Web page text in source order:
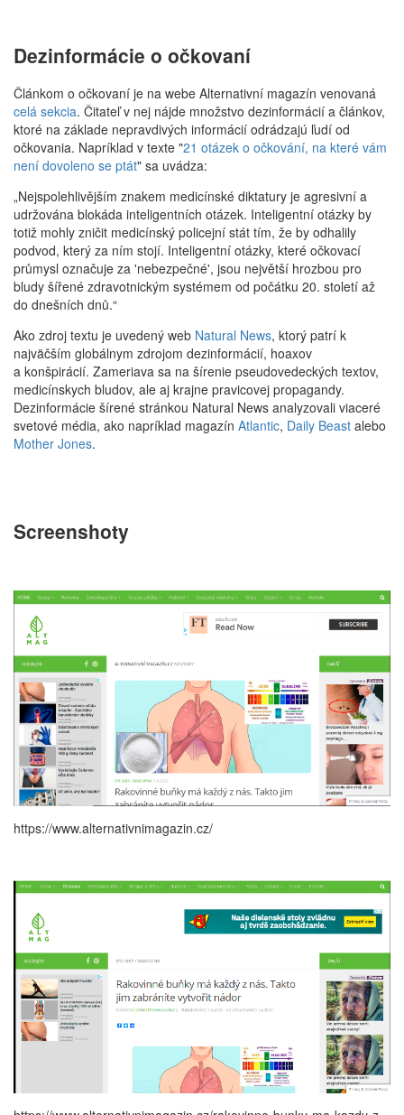
Dezinformácie o očkovaní
Článkom o očkovaní je na webe Alternativní magazín venovaná
celá sekcia. Čitateľ v nej nájde množstvo dezinformácií a článkov,
ktoré na základe nepravdivých informácií odrádzajú ľudí od
očkovania. Napríklad v texte "21 otázek o očkování, na které vám
není dovoleno se ptát" sa uvádza:
„Nejspolehlivějším znakem medicínské diktatury je agresivní a
udržována blokáda inteligentních otázek. Inteligentní otázky by
totiž mohly zničit medicínský policejní stát tím, že by odhalily
podvod, který za ním stojí. Inteligentní otázky, které očkovací
průmysl označuje za 'nebezpečné', jsou největší hrozbou pro
bludy šířené zdravotnickým systémem od počátku 20. století až
do dnešních dnů.“
Ako zdroj textu je uvedený web Natural News, ktorý patrí k
najväčším globálnym zdrojom dezinformácií, hoaxov
a konšpirácií. Zameriava sa na šírenie pseudovedeckých textov,
medicínskych bludov, ale aj krajne pravicovej propagandy.
Dezinformácie šírené stránkou Natural News analyzovali viaceré
svetové média, ako napríklad magazín Atlantic, Daily Beast alebo
Mother Jones.
Screenshoty
https://www.alternativnimagazin.cz/